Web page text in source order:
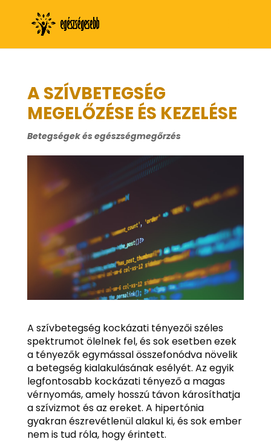
A SZÍVBETEGSÉG
MEGELŐZÉSE ÉS KEZELÉSE
Betegségek és egészségmegőrzés
A szívbetegség kockázati tényezői széles
spektrumot ölelnek fel, és sok esetben ezek
a tényezők egymással összefonódva növelik
a betegség kialakulásának esélyét. Az egyik
legfontosabb kockázati tényező a magas
vérnyomás, amely hosszú távon károsíthatja
a szívizmot és az ereket. A hipertónia
gyakran észrevétlenül alakul ki, és sok ember
nem is tud róla, hogy érintett.